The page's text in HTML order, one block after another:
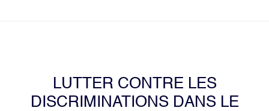
LUTTER CONTRE LES
DISCRIMINATIONS DANS LE